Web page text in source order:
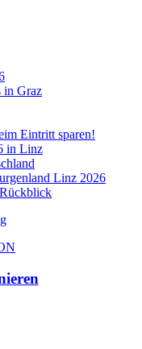
in Graz
Eintritt sparen!
in Linz
Linz 2026